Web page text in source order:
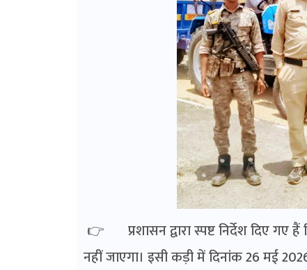
👉 प्रशासन द्वारा स्पष्ट निर्देश दिए गए
नहीं जाएगा। इसी कड़ी में दिनांक 26 मई